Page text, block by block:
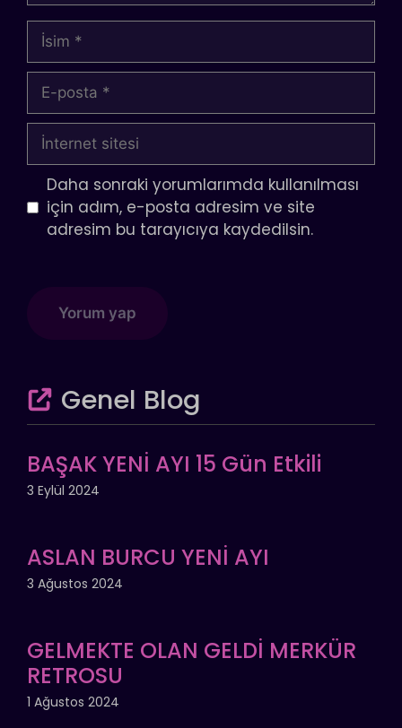
İsim
posta
İnternet
sitesi
Daha sonraki yorumlarımda kullanılması
için adım, e-posta adresim ve site
adresim bu tarayıcıya kaydedilsin.
Genel Blog
BAŞAK YENİ AYI 15 Gün Etkili
3 Eylül 2024
ASLAN BURCU YENİ AYI
3 Ağustos 2024
GELMEKTE OLAN GELDİ MERKÜR
RETROSU
1 Ağustos 2024